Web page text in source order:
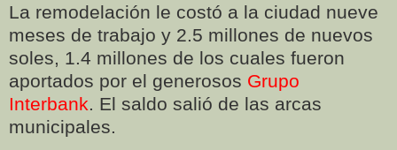
La remodelación le costó a la ciudad nueve
meses de trabajo y 2.5 millones de nuevos
soles, 1.4 millones de los cuales fueron
aportados por el generosos Grupo
Interbank. El saldo salió de las arcas
municipales.